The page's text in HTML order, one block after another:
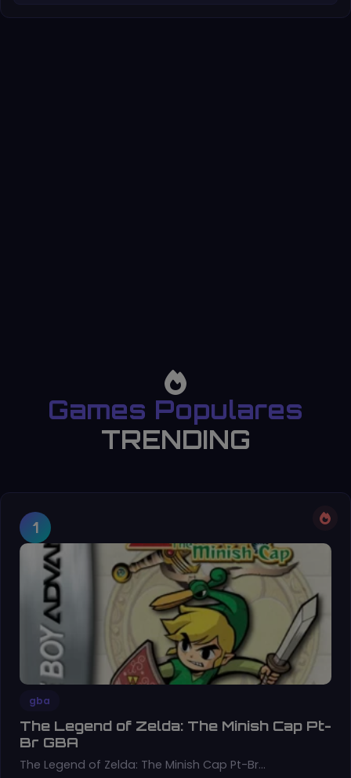
Games Populares
TRENDING
1
gba
The Legend of Zelda: The Minish Cap Pt-
Br GBA
The Legend of Zelda: The Minish Cap Pt-Br…